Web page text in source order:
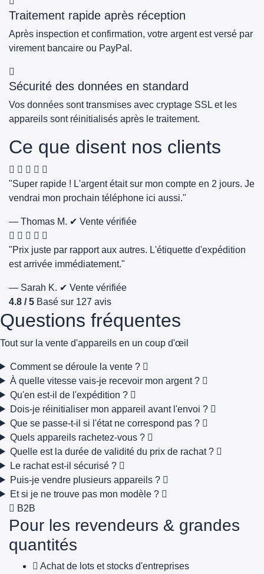
Traitement rapide après réception
Après inspection et confirmation, votre argent est versé par
virement bancaire ou PayPal.
Sécurité des données en standard
Vos données sont transmises avec cryptage SSL et les
appareils sont réinitialisés après le traitement.
Ce que disent nos clients
"Super rapide ! L'argent était sur mon compte en 2 jours. Je
vendrai mon prochain téléphone ici aussi."
— Thomas M. ✔ Vente vérifiée
"Prix juste par rapport aux autres. L'étiquette d'expédition
est arrivée immédiatement."
— Sarah K. ✔ Vente vérifiée
4.8 / 5 Basé sur 127 avis
Questions fréquentes
Tout sur la vente d'appareils en un coup d'œil
Comment se déroule la vente ?
À quelle vitesse vais-je recevoir mon argent ?
Qu'en est-il de l'expédition ?
Dois-je réinitialiser mon appareil avant l'envoi ?
Que se passe-t-il si l'état ne correspond pas ?
Quels appareils rachetez-vous ?
Quelle est la durée de validité du prix de rachat ?
Le rachat est-il sécurisé ?
Puis-je vendre plusieurs appareils ?
Et si je ne trouve pas mon modèle ?
B2B
Pour les revendeurs & grandes
quantités
Achat de lots et stocks d'entreprises